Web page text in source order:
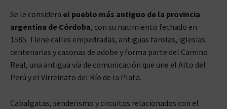
Se le considera el pueblo más antiguo de la provincia
argentina de Córdoba, con su nacimiento fechado en
1585. Tiene calles empedradas, antiguas farolas, iglesias
centenarias y casonas de adobe y forma parte del Camino
Real, una antigua vía de comunicación que une el Alto del
Perú y el Virreinato del Río de la Plata.
Cabalgatas, senderismo y circuitos relacionados con el